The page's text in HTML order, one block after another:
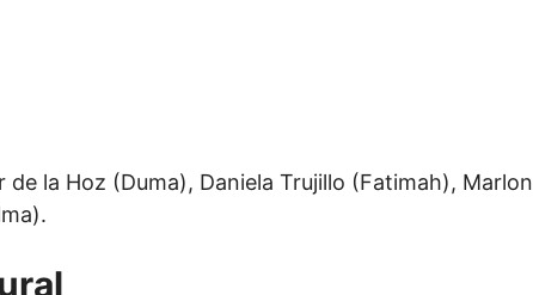
la Hoz (Duma), Daniela Trujillo (Fatimah), Marlon